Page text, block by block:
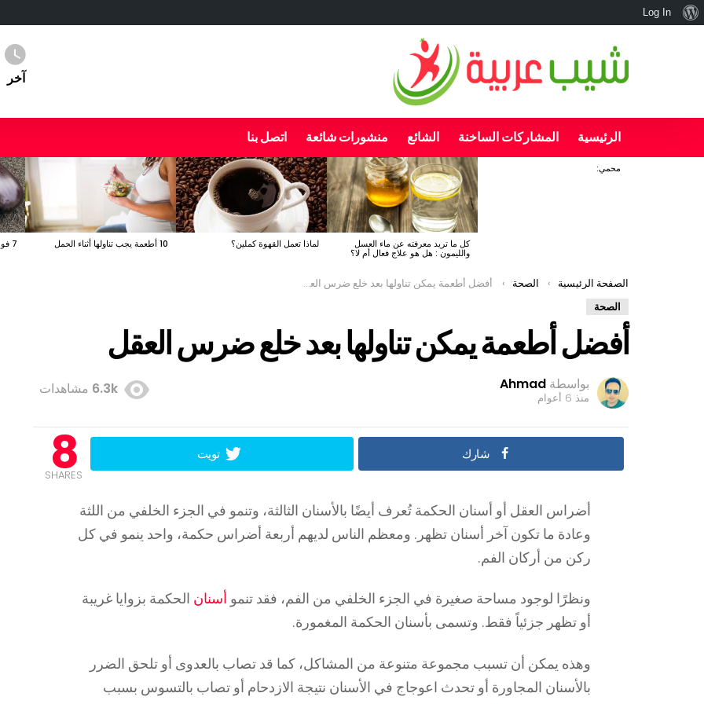
آخر
الرئيسية المشاركات الساخنة الشائع منشورات شائعة اتصل بنا
آخرمحمي:
كل ما تريد معرفته عن ماء العسل
والليمون : هل هو علاج فعال أم لا؟
لماذا تعمل القهوة كملين؟ 10 أطعمة يجب تناولها أثناء الحمل 7 فوائد صحية مدهشة للباذنجان
You are here:
الصفحة الرئيسية الصحة
أفضل أطعمة يمكن تناولها بعد خلع ضرس العقل
الصحة
أفضل أطعمة يمكن تناولها بعد خلع ضرس العقل
بواسطة Ahmad
منذ 6 أعوام
6.3k مشاهدات
8
SHARES
شارك تويت
أضراس العقل أو أسنان الحكمة تُعرف أيضًا بالأسنان الثالثة، وتنمو في الجزء الخلفي من اللثة
وعادة ما تكون آخر أسنان تظهر. ومعظم الناس لديهم أربعة أضراس حكمة، واحد ينمو في كل
ركن من أركان الفم.
ونظرًا لوجود مساحة صغيرة في الجزء الخلفي من الفم، فقد تنمو أسنان الحكمة بزوايا غريبة
أو تظهر جزئياً فقط. وتسمى بأسنان الحكمة المغمورة.
وهذه يمكن أن تسبب مجموعة متنوعة من المشاكل، كما قد تصاب بالعدوى أو تلحق الضرر
بالأسنان المجاورة أو تحدث اعوجاج في الأسنان نتيجة الازدحام أو تصاب بالتسوس بسبب
نبذةLog In